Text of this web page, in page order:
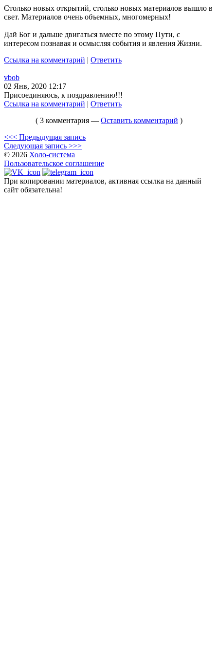
Столько новых открытий, столько новых материалов вышло в
свет. Материалов очень объемных, многомерных!
Дай Бог и дальше двигаться вместе по этому Пути, с
интересом познавая и осмысляя события и явления Жизни.
Ссылка на комментарий | Ответить
vbob
02 Янв, 2020 12:17
Присоединяюсь, к поздравлению!!!
Ссылка на комментарий | Ответить
( 3 комментария — Оставить комментарий )
<<< Предыдущая запись
Следующая запись >>>
© 2026 Холо-система
Пользовательское соглашение
При копировании материалов, активная ссылка на данный
сайт обязательна!